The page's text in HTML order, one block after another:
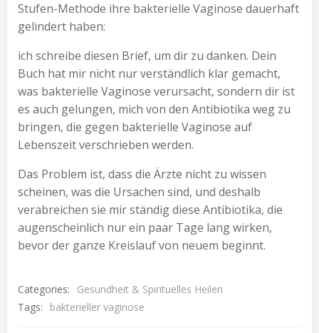
Stufen-Methode ihre bakterielle Vaginose dauerhaft
gelindert haben:
ich schreibe diesen Brief, um dir zu danken. Dein
Buch hat mir nicht nur verständlich klar gemacht,
was bakterielle Vaginose verursacht, sondern dir ist
es auch gelungen, mich von den Antibiotika weg zu
bringen, die gegen bakterielle Vaginose auf
Lebenszeit verschrieben werden.
Das Problem ist, dass die Ärzte nicht zu wissen
scheinen, was die Ursachen sind, und deshalb
verabreichen sie mir ständig diese Antibiotika, die
augenscheinlich nur ein paar Tage lang wirken,
bevor der ganze Kreislauf von neuem beginnt.
Categories:
Gesundheit & Spirituelles Heilen
Tags:
bakterieller vaginose